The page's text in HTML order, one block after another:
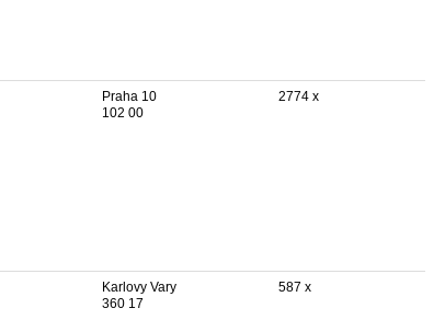
Praha 10
102 00
2774 x
Karlovy Vary
360 17
587 x